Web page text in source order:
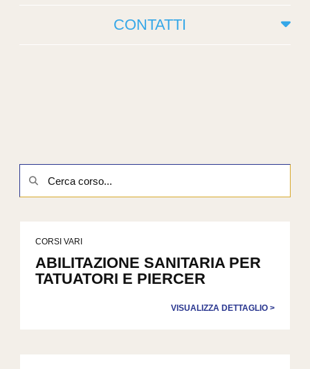
CONTATTI
corso
CORSI VARI
ABILITAZIONE SANITARIA PER
TATUATORI E PIERCER
VISUALIZZA DETTAGLIO >